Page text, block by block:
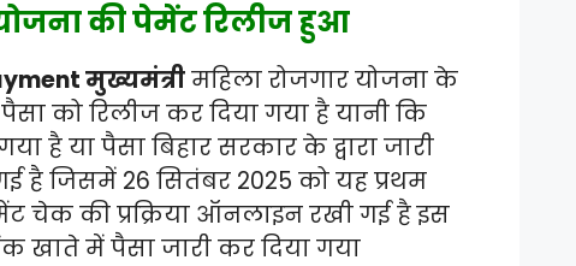
की पेमेंट रिलीज हुआ
मुख्यमंत्रीमहिला रोजगार योजना के
को रिलीज कर दिया गया है यानी कि
या पैसा बिहार सरकार के द्वारा जारी
है जिसमें 26 सितंबर 2025 को यह प्रथम
चेक की प्रक्रिया ऑनलाइन रखी गई है इस
खाते में पैसा जारी कर दिया गया